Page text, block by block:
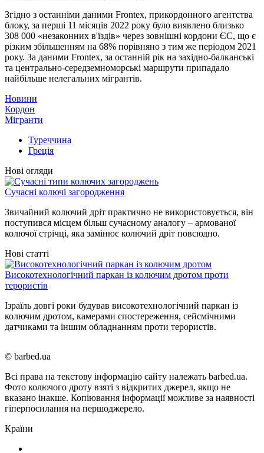
Згідно з останніми даними Frontex, прикордонного агентства
блоку, за перші 11 місяців 2022 року було виявлено близько
308 000 «незаконних в'їздів» через зовнішні кордони ЄС, що є
різким збільшенням на 68% порівняно з тим же періодом 2021
року. За даними Frontex, за останній рік на західно-балканські
та центрально-середземноморські маршрути припадало
найбільше нелегальних мігрантів.
Новини
Кордон
Мігранти
Туреччина
Греція
Нові огляди
Сучасні колючі загородження
Звичайний колючий дріт практично не використовується, він
поступився місцем більш сучасному аналогу – армованої
колючої стрічці, яка замінює колючий дріт повсюдно.
Нові статті
Високотехнологічний паркан із колючим дротом проти
терористів
Ізраїль довгі роки будував високотехнологічний паркан із
колючим дротом, камерами спостереження, сейсмічними
датчиками та іншим обладнанням проти терористів.
© barbed.ua
Всі права на текстову інформацію сайту належать barbed.ua.
Фото колючого дроту взяті з відкритих джерел, якщо не
вказано інакше. Копіювання інформації можливе за наявності
гіперпосилання на першоджерело.
Країни